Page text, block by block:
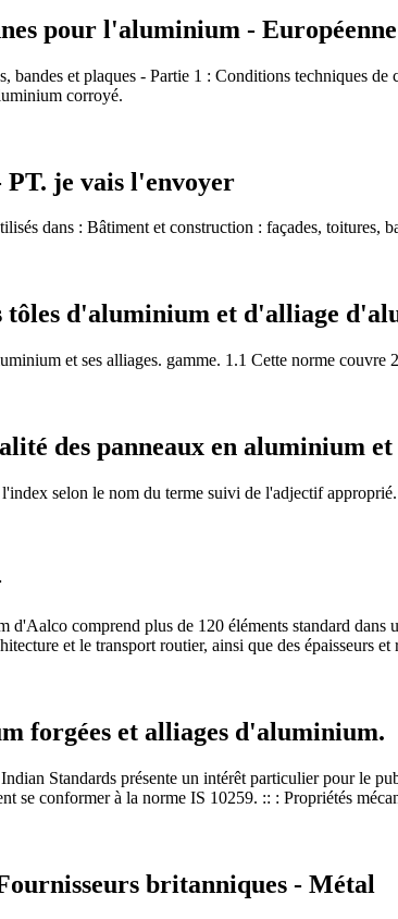
pour l'aluminium - Européenne
et plaques - Partie 1 : Conditions techniques
corroyé.
je vais l'envoyer
dans : Bâtiment et construction : façades, toitures,
tôles d'aluminium et d'alliage
et ses alliages. gamme. 1.1 Cette norme
des panneaux en aluminium et
selon le nom du terme suivi de l'adjectif
comprend plus de 120 éléments standard dans
et le transport routier, ainsi que des épaisseurs
forgées et alliages d'aluminium.
Standards présente un intérêt particulier pour le
se conformer à la norme IS 10259. :: : Propriétés
britanniques - Métal